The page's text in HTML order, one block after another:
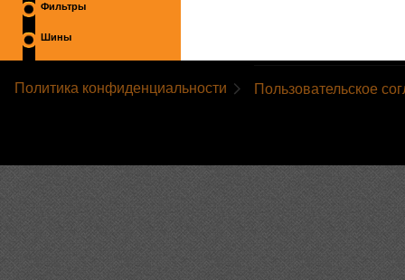
Фильтры
Шины
Политика конфиденциальности Пользовательское